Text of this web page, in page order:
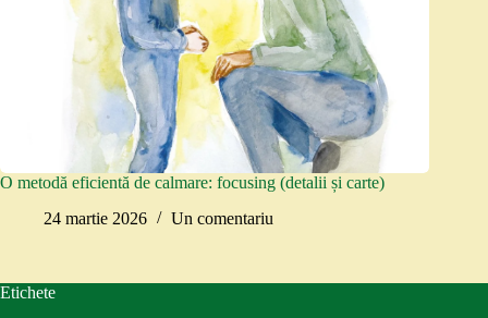
O metodă eficientă de calmare: focusing (detalii și carte)
24 martie 2026
Un comentariu
Etichete